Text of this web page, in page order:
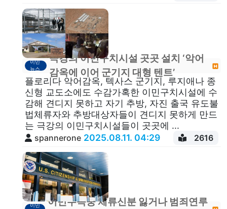
이민
뉴스
극강의 이민구치시설 곳곳 설치 ‘악어
감옥에 이어 군기지 대형 텐트’
플로리다 악어감옥, 텍사스 군기지, 루지애나 종
신형 교도소에도 수감가혹한 이민구치시설에 수
감해 견디지 못하고 자기 추방, 자진 출국 유도불
법체류자와 추방대상자들이 견디지 못하게 만드
는 극강의 이민구치시설들이 곳곳에 ...
spannerone 2025.08.11. 04:29 2616
이민
이민수속중 체류신분 잃거나 범죄연루